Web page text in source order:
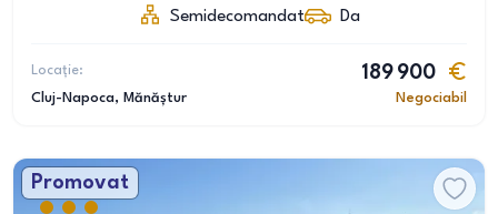
Semidecomandat
Da
Locație:
Cluj-Napoca, Mănăștur
189 900
Negociabil
Promovat